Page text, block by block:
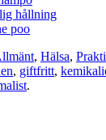
hållning
poo
, Hälsa,
, giftfritt,
.